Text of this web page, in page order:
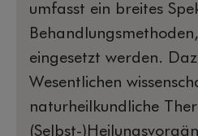
umfasst ein breites
eingesetzt werden.
Wesentlichen
naturheilkundliche
(Selbst-